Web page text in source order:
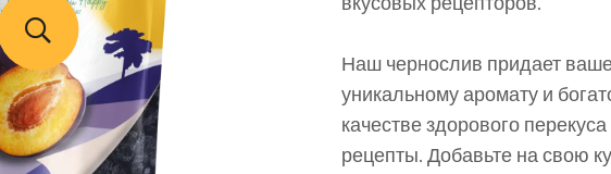
Наш чернослив придает
уникальному аромату и
качестве здорового
рецепты. Добавьте на свою